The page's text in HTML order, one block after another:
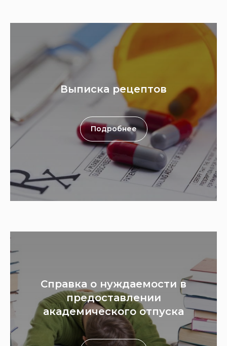
Выписка рецептов
Подробнее
Справка о нуждаемости в
предоставлении
академического отпуска